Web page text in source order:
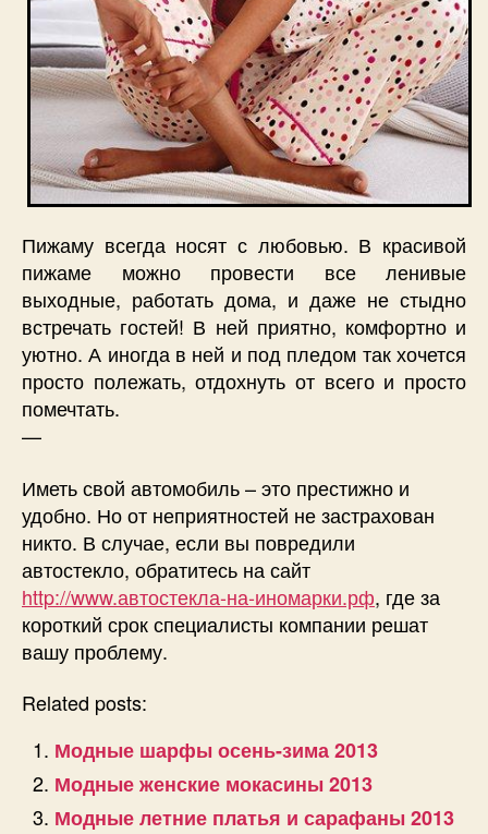
Пижаму всегда носят с любовью. В красивой
пижаме можно провести все ленивые
выходные, работать дома, и даже не стыдно
встречать гостей! В ней приятно, комфортно и
уютно. А иногда в ней и под пледом так хочется
просто полежать, отдохнуть от всего и просто
помечтать.
—
Иметь свой автомобиль – это престижно и
удобно. Но от неприятностей не застрахован
никто. В случае, если вы повредили
автостекло, обратитесь на сайт
http://www.автостекла-на-иномарки.рф, где за
короткий срок специалисты компании решат
вашу проблему.
Related posts:
Модные шарфы осень-зима 2013
Модные женские мокасины 2013
Модные летние платья и сарафаны 2013